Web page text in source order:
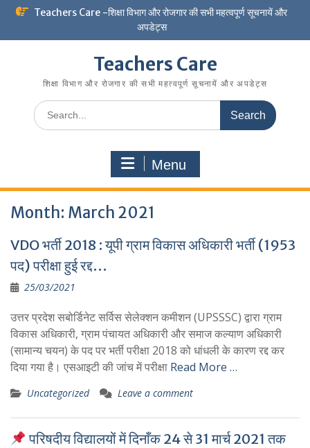
Skip
Teachers Care -शिक्षा विभाग और रोजगार की सभी महत्वपूर्ण सूचनायें और
अपडेट्स
Teachers Care
शिक्षा विभाग और रोजगार की सभी महत्वपूर्ण सूचनायें और अपडेट्स
Search
for:
Menu
Month: March 2021
VDO भर्ती 2018 : यूपी ग्राम विकास अधिकारी भर्ती (1953
पद) परीक्षा हुई रद्द…
25/03/2021
उत्तर प्रदेश सबोर्डिनेट सर्विस सेलेक्शन कमीशन (UPSSSC) द्वारा ग्राम
विकास अधिकारी, ग्राम पंचायत अधिकारी और समाज कल्याण अधिकारी
(सामान्य चयन) के पद पर भर्ती परीक्षा 2018 को धांधली के कारण रद्द कर
दिया गया है। एसआइटी की जांच में परीक्षा Read More …
Uncategorized Leave a comment
परिषदीय विद्यालयों में दिनाँक 24 से 31 मार्च 2021 तक